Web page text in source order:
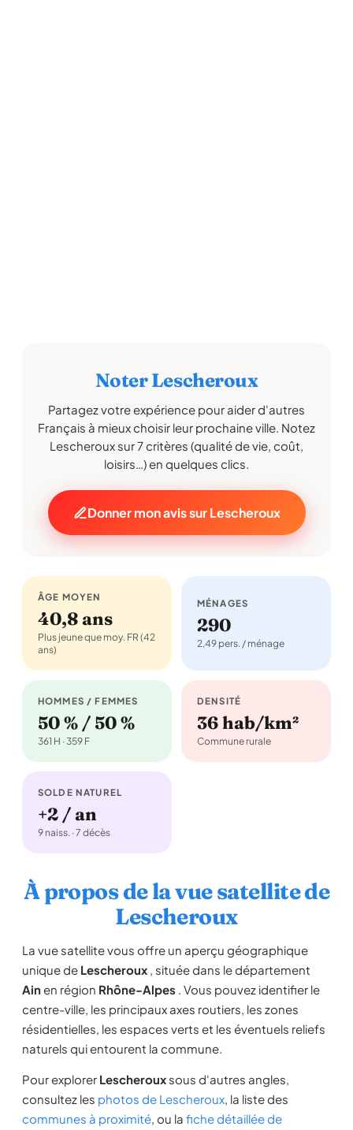
Noter Lescheroux
Partagez votre expérience pour aider d'autres
Français à mieux choisir leur prochaine ville. Notez
Lescheroux sur 7 critères (qualité de vie, coût,
loisirs…) en quelques clics.
Donner mon avis sur Lescheroux
ÂGE MOYEN
40,8 ans
Plus jeune que moy. FR (42
ans)
MÉNAGES
290
2,49 pers. / ménage
HOMMES / FEMMES
50 % / 50 %
361 H · 359 F
DENSITÉ
36 hab/km²
Commune rurale
SOLDE NATUREL
+2 / an
9 naiss. · 7 décès
À propos de la vue satellite de
Lescheroux
La vue satellite vous offre un aperçu géographique
unique de Lescheroux , située dans le département
Ainen région Rhône-Alpes . Vous pouvez identifier le
centre-ville, les principaux axes routiers, les zones
résidentielles, les espaces verts et les éventuels reliefs
naturels qui entourent la commune.
Pour explorer Lescheroux sous d'autres angles,
consultez les photos de Lescheroux, la liste des
communes à proximité, ou la fiche détaillée de